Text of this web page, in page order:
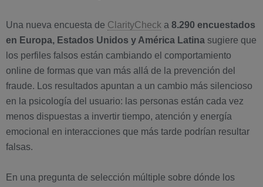
Una nueva encuesta de ClarityCheck a 8.290 encuestados
en Europa, Estados Unidos y América Latina sugiere que
los perfiles falsos están cambiando el comportamiento
online de formas que van más allá de la prevención del
fraude. Los resultados apuntan a un cambio más silencioso
en la psicología del usuario: las personas están cada vez
menos dispuestas a invertir tiempo, atención y energía
emocional en interacciones que más tarde podrían resultar
falsas.
En una pregunta de selección múltiple sobre dónde los